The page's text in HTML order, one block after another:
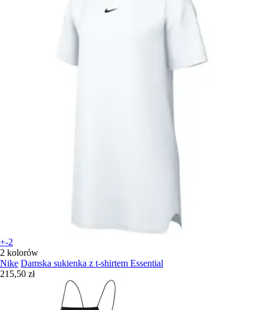
+-2
2 kolorów
Nike Damska sukienka z t-shirtem Essential
215,50 zł